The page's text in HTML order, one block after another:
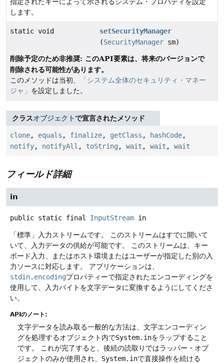
します。
static void
setSecurityManager
(SecurityManager sm)
削除予定のため非推奨: このAPI要素は、将来のバージョンで
削除される可能性があります。
このメソッドは当初、
「システム全体のセキュリティ・マネー
ジャ」 を設定しました。
クラスオブジェクトで宣言されたメソッド
clone, equals , finalize, getClass , hashCode,
notify, notifyAll , toString , wait , wait , wait
フィールド詳細
in
public static final InputStream in
「標準」入力ストリームです。
このストリームはすでに開いて
いて、入力データの供給が可能です。
このストリームは、キー
ボード入力、またはホスト環境またはユーザーが指定した別の入
力ソースに対応します。
アプリケーションは、
stdin.encodingプロパティーで指定されたエンコーディングを
使用して、入力バイトを文字データに変換するようにしてくださ
い。
APIのノート:
文字データを読み取る一般的な方法は、文字エンコーディン
グを処理するオブジェクト内でSystem.inをラップすること
です。
これが完了すると、後続の読取りではラッパー・オブ
ジェクトのみが使用され、 System.inで直接操作を続ける